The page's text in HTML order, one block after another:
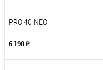
PRO 40 NEO
6 190 ₽